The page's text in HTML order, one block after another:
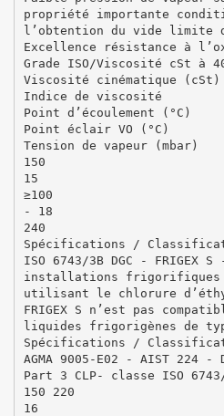
propriété importante
l’obtention du vide limite
Excellence résistance à
Grade ISO/Viscosité cSt à
Viscosité cinématique (cSt)
Indice de viscosité
Point d’écoulement (°C)
Point éclair VO (°C)
Tension de vapeur (mbar)
150
15
≥100
- 18
240
Spécifications /
ISO 6743/3B DGC - FRIGEX
installations frigorifiques
utilisant le chlorure
FRIGEX S n’est pas
liquides frigorigènes de
Spécifications /
AGMA 9005-E02 - AIST 224 -
Part 3 CLP- classe ISO
150 220
16